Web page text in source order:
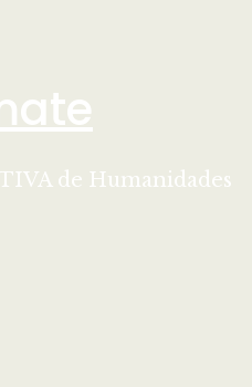
de Humanidades